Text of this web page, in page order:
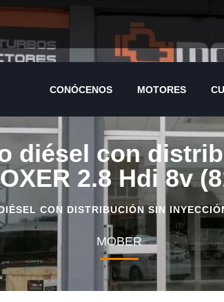
CONÓCENOS MOTORES
diésel con
2.8 Hdi 8v
CON DISTRIBUCIÓN SIN
MOBER